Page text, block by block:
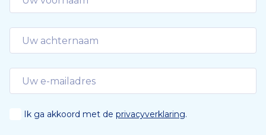
Ik ga akkoord met de privacyverklaring.